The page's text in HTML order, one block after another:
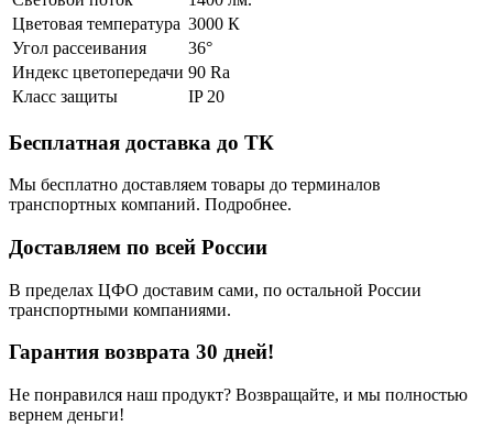
Цветовая температура 3000 К
Угол рассеивания
36°
Индекс цветопередачи 90 Ra
Класс защиты
IP 20
Бесплатная доставка до ТК
Мы бесплатно доставляем товары до терминалов
транспортных компаний. Подробнее.
Доставляем по всей России
В пределах ЦФО доставим сами, по остальной России
транспортными компаниями.
Гарантия возврата 30 дней!
Не понравился наш продукт? Возвращайте, и мы полностью
вернем деньги!